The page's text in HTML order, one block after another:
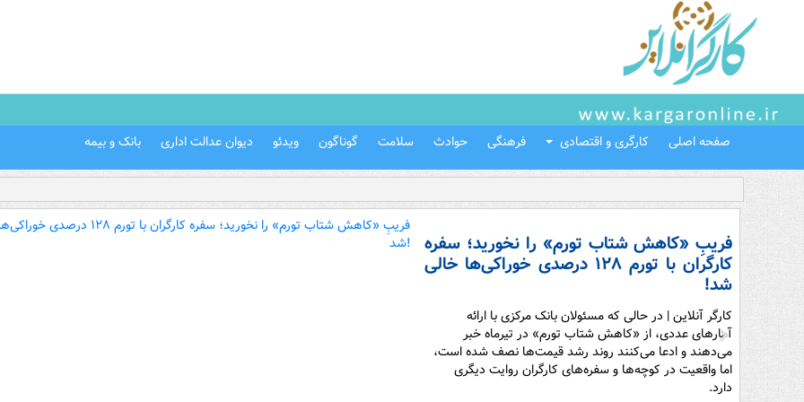
صفحه اصلی کارگری و اقتصادی فرهنگی حوادث سلامت گوناگون ویدئو دیوان عدالت اداری بانک و بیمه
فریبِ «کاهش شتاب تورم» را نخورید؛ سفره
کارگران با تورم ۱۲۸ درصدی خوراکی‌ها خالی
شد!
کارگر آنلاین | در حالی که مسئولان بانک مرکزی با ارائه
آمارهای عددی، از «کاهش شتاب تورم» در تیرماه خبر
می‌دهند و ادعا می‌کنند روند رشد قیمت‌ها نصف شده است،
اما واقعیت در کوچه‌ها و سفره‌های کارگران روایت دیگری
دارد.